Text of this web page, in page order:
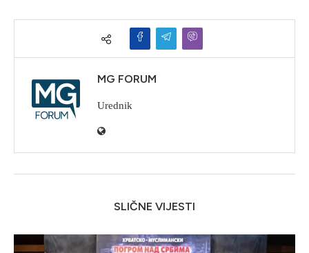
MG FORUM
Urednik
SLIČNE VIJESTI